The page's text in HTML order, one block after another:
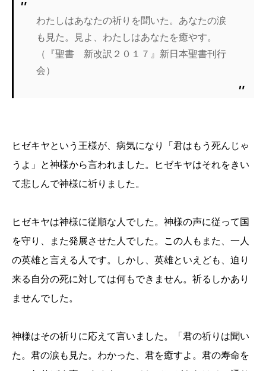
わたしはあなたの祈りを聞いた。あなたの涙
も見た。見よ、わたしはあなたを癒やす。
（『聖書 新改訳２０１７』新日本聖書刊行
会）
ヒゼキヤという王様が、病気になり「君はもう死んじゃ
うよ」と神様から言われました。ヒゼキヤはそれをきい
て悲しんで神様に祈りました。
ヒゼキヤは神様に従順な人でした。神様の声に従って国
を守り、また発展させた人でした。この人もまた、一人
の英雄と言える人です。しかし、英雄といえども、迫り
来る自分の死に対しては何もできません。祈るしかあり
ませんでした。
神様はその祈りに応えて言いました。「君の祈りは聞い
た。君の涙も見た。わかった、君を癒すよ。君の寿命を